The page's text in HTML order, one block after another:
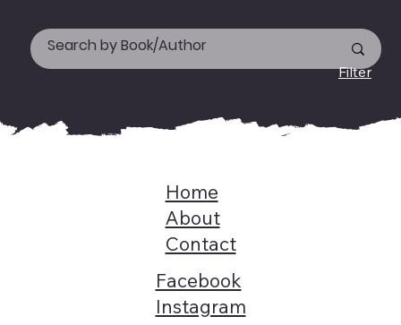
Filter
Home
About
Contact
Facebook
Instagram